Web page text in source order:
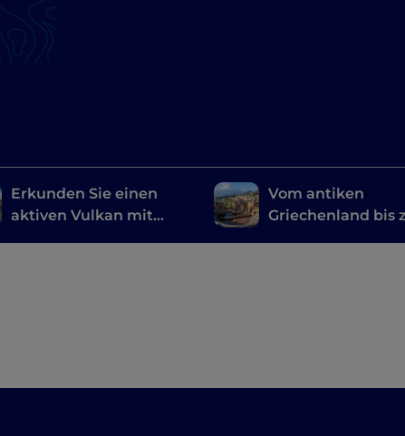
Erkunden Sie einen
aktiven Vulkan mit
Vom antiken
Griechenland bis